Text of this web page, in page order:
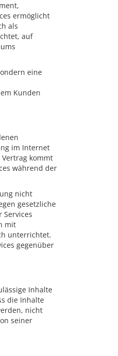
ermöglicht
als
auf
eine
Kunden
im Internet
kommt
während der
nicht
gesetzliche
Services
mit
unterrichtet.
gegenüber
Inhalte
die Inhalte
nicht
seiner